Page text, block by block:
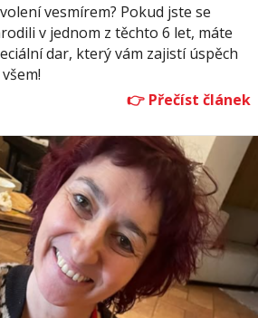
vesmírem? Pokud jste se
v jednom z těchto 6 let, máte
dar, který vám zajistí úspěch